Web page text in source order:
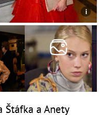
Štáfka a Anety